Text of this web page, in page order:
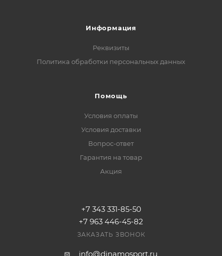
Информация
Реквизиты
Политика обработки персональных данных
Помощь
Условия оплаты
Условия доставки
Вопрос-ответ
Гарантия на товар
Акция
+7 343 331-85-50
+7 963 446-45-82
ЗАКАЗАТЬ ЗВОНОК
info@dinamosport.ru